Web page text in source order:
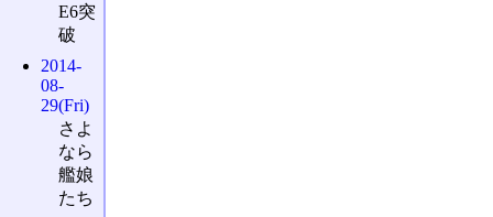
E6突
破
2014-
08-
29(Fri)
さよ
なら
艦娘
たち